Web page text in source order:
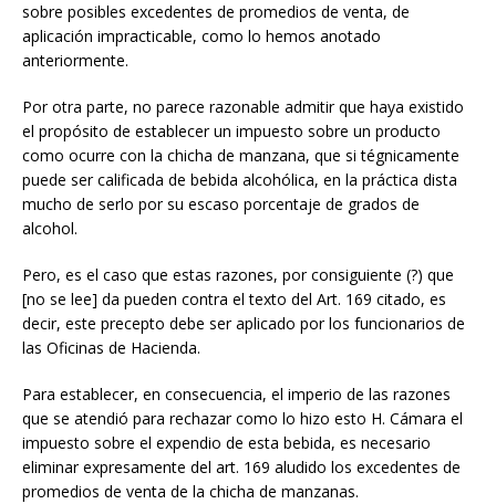
sobre posibles excedentes de promedios de venta, de
aplicación impracticable, como lo hemos anotado
anteriormente.
Por otra parte, no parece razonable admitir que haya existido
el propósito de establecer un impuesto sobre un producto
como ocurre con la chicha de manzana, que si tégnicamente
puede ser calificada de bebida alcohólica, en la práctica dista
mucho de serlo por su escaso porcentaje de grados de
alcohol.
Pero, es el caso que estas razones, por consiguiente (?) que
[no se lee] da pueden contra el texto del Art. 169 citado, es
decir, este precepto debe ser aplicado por los funcionarios de
las Oficinas de Hacienda.
Para establecer, en consecuencia, el imperio de las razones
que se atendió para rechazar como lo hizo esto H. Cámara el
impuesto sobre el expendio de esta bebida, es necesario
eliminar expresamente del art. 169 aludido los excedentes de
promedios de venta de la chicha de manzanas.